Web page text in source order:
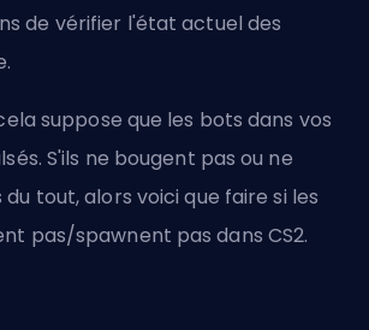
de vérifier l'état actuel des
.
suppose que les bots dans vos
S'ils ne bougent pas ou ne
tout, alors voicique faire si les
pas/spawnent pas dans CS2.